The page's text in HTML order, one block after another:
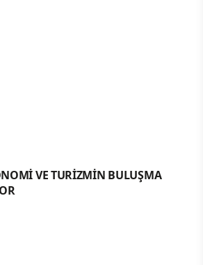
VE TURİZMİN BULUŞMA